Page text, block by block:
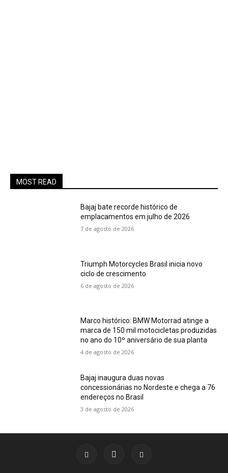
MOST READ
Bajaj bate recorde histórico de
emplacamentos em julho de 2026
7 de agosto de 2026
Triumph Motorcycles Brasil inicia novo
ciclo de crescimento
6 de agosto de 2026
Marco histórico: BMW Motorrad atinge a
marca de 150 mil motocicletas produzidas
no ano do 10º aniversário de sua planta
4 de agosto de 2026
Bajaj inaugura duas novas
concessionárias no Nordeste e chega a 76
endereços no Brasil
3 de agosto de 2026